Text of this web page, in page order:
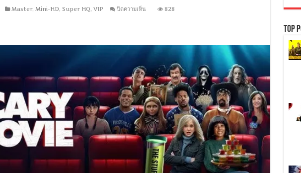
Master, Mini-HD, Super HQ, VIP ปิดความเห็นบน
เปิดโปง
ปริศนา
ลวง
โลก
[พากย์
อังกฤษ
DDP
5.1
Atmos/
ไทย
DD
5.1]-
[ซับ:
ไทย]-
[H264]
828
Top